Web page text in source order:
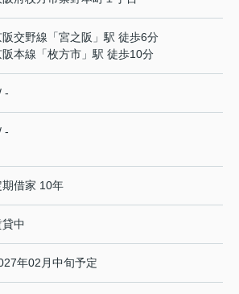
阪交野線 「宮之阪 」駅 徒歩6分
阪本線 「枚方市 」駅 徒歩10分
-
-
期借家 10年
貸中
年02月中旬予定